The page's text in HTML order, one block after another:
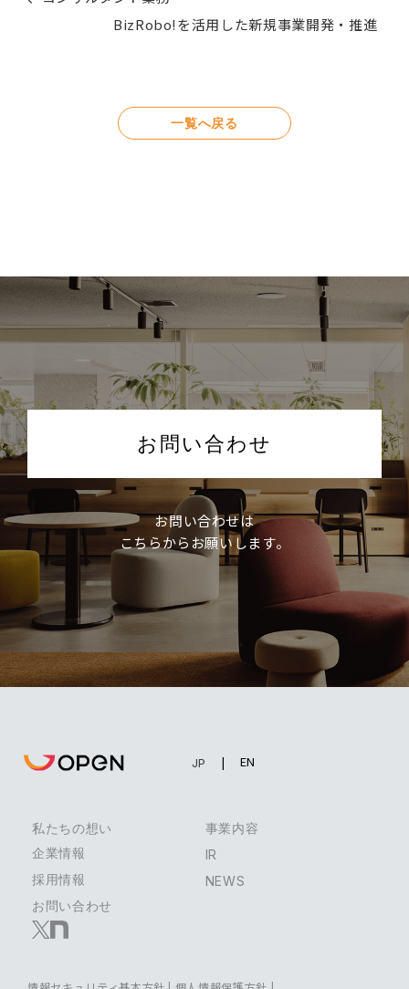
BizRobo!を活用した新規事業開発・推進
一覧へ戻る
お問い合わせ
お問い合わせは
こちらからお願いします。
EN
JP
私たちの想い
事業内容
企業情報
IR
採用情報
NEWS
お問い合わせ